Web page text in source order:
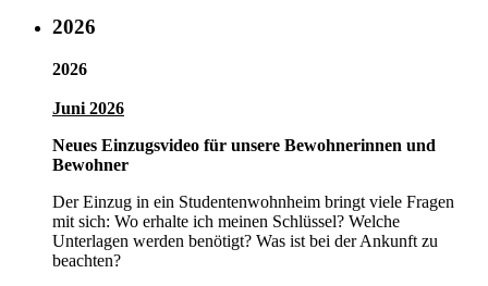
2026
2026
Juni 2026
Neues Einzugsvideo für unsere Bewohnerinnen und
Bewohner
Der Einzug in ein Studentenwohnheim bringt viele Fragen
mit sich: Wo erhalte ich meinen Schlüssel? Welche
Unterlagen werden benötigt? Was ist bei der Ankunft zu
beachten?